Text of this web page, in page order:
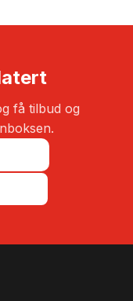
få tilbud og